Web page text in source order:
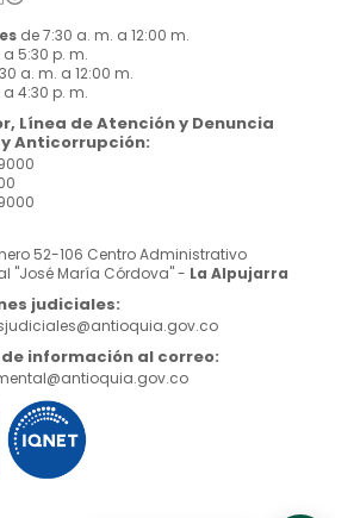
de 7:30 a. m. a 12:00 m.
a 5:30 p. m.
a. m. a 12:00 m.
a 4:30 p. m.
Línea de Atención y Denuncia
Anticorrupción:
52-106 Centro Administrativo
"José María Córdova" - La Alpujarra
judiciales:
información al correo: